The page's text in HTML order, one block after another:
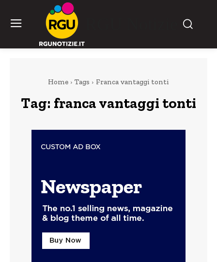
Home Tags Franca vantaggi tonti
Tag: franca vantaggi tonti